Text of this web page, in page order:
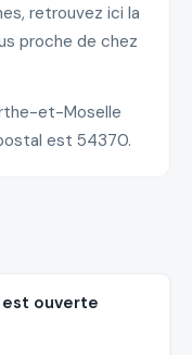
retrouvez ici la
proche de chez
et-Moselle
est 54370.
ouverte